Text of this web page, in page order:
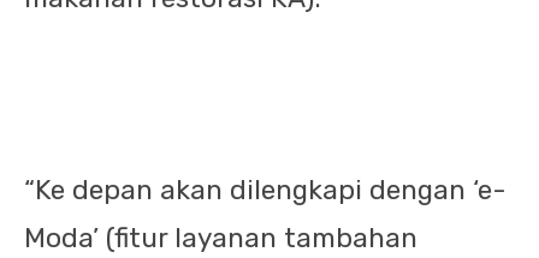
“Ke depan akan dilengkapi dengan ‘e-
Moda’ (fitur layanan tambahan